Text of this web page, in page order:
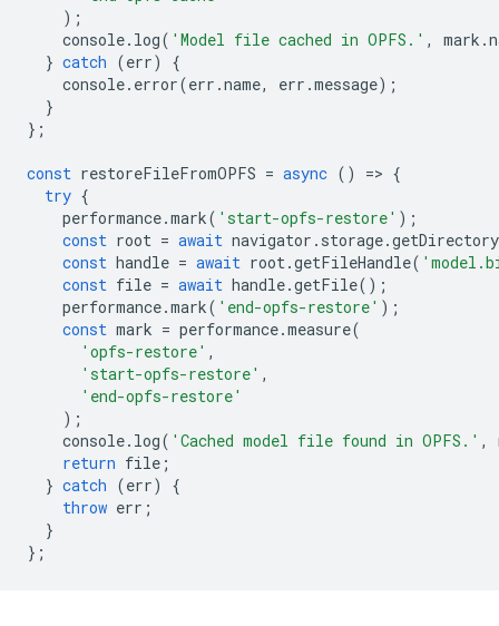
);
console. log( 'Model file cached in OPFS.' , mark .
} catch (err)
{
console. error(err .name, err .message);
}
};
const restoreFileFromOPFS = async () => {
try {
performance.mark( 'start-opfs-restore' );
const root = await navigator . storage.getDirectory
const handle = await root.getFileHandle(
const file = await handle.getFile();
performance.mark( 'end-opfs-restore' );
const mark = performance.measure(
'opfs-restore' ,
'start-opfs-restore' ,
'end-opfs-restore'
);
console. log( 'Cached model file found in OPFS.' ,
return file ;
} catch (err)
{
throw err ;
}
};